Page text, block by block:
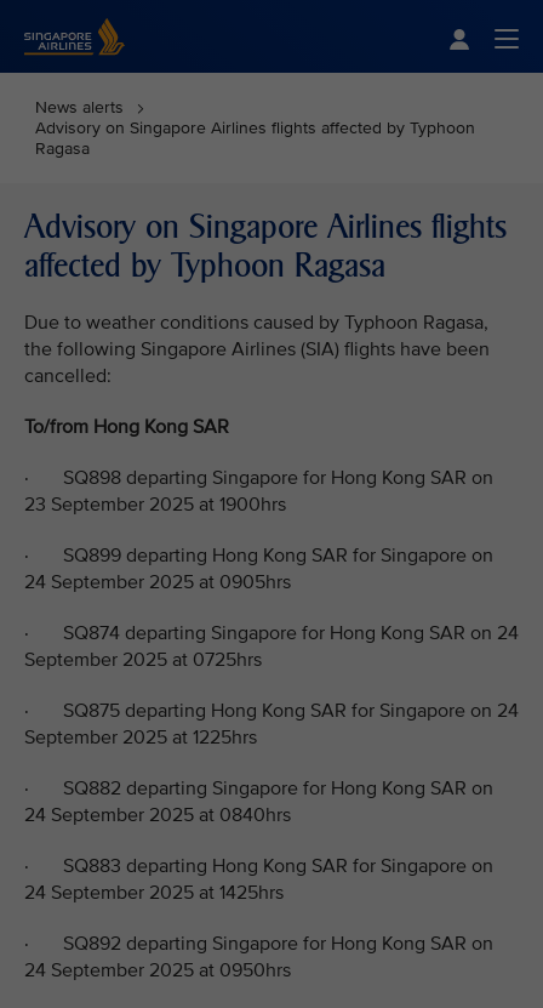
News alerts
Advisory on Singapore Airlines flights affected by Typhoon
Ragasa
Advisory on Singapore Airlines flights
affected by Typhoon Ragasa
Due to weather conditions caused by Typhoon Ragasa,
the following Singapore Airlines (SIA) flights have been
cancelled:
To/from Hong Kong SAR
· SQ898 departing Singapore for Hong Kong SAR on
23 September 2025 at 1900hrs
· SQ899 departing Hong Kong SAR for Singapore on
24 September 2025 at 0905hrs
· SQ874 departing Singapore for Hong Kong SAR on 24
September 2025 at 0725hrs
· SQ875 departing Hong Kong SAR for Singapore on 24
September 2025 at 1225hrs
· SQ882 departing Singapore for Hong Kong SAR on
24 September 2025 at 0840hrs
· SQ883 departing Hong Kong SAR for Singapore on
24 September 2025 at 1425hrs
· SQ892 departing Singapore for Hong Kong SAR on
24 September 2025 at 0950hrs